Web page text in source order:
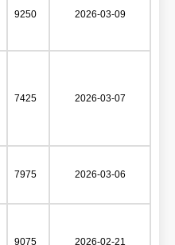
9250 2026-03-09
7425 2026-03-07
7975 2026-03-06
9075 2026-02-21